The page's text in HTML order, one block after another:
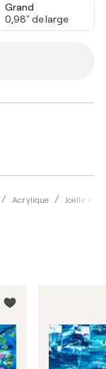
Acrylique Joëlle
Grand
0,98" de large